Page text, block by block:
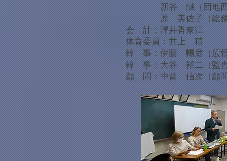
新谷 誠（団地西、環
原 美佐子（総務
​ 会 計：澤井香奈江
​ 体育委員：井上 積
幹 事：伊藤 暢彦（広
幹 事：大谷 裕二（監
顧 問：中曾 信次（顧